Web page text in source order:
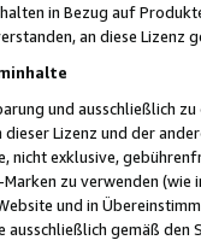
in Bezug auf
an diese Lizenz
und ausschließlich
Lizenz und der
exklusive,
zu verwenden
und in
gemäß